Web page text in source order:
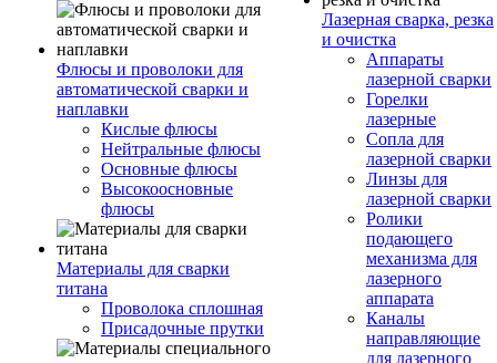
Флюсы и проволоки для
автоматической сварки и
наплавки
Кислые флюсы
Нейтральные флюсы
Основные флюсы
Высокоосновные
флюсы
Материалы для сварки
титана
Проволока сплошная
Присадочные прутки
Лазерная сварка, резка
и очистка
Аппараты
лазерной сварки
Горелки
лазерные
Сопла для
лазерной сварки
Линзы для
лазерной сварки
Ролики
подающего
механизма для
лазерного
аппарата
Каналы
направляющие
для лазерного